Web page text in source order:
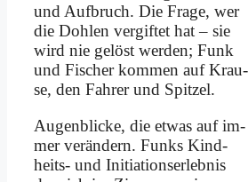
und Auf­bruch. Die Fra­ge, wer
die Doh­len ver­gif­tet hat – sie
wird nie ge­löst wer­den; Funk
und Fi­scher kom­men auf Krau­
se, den Fah­rer und Spit­zel.
Au­gen­blicke, die et­was auf im­
mer ver­än­dern. Funks Kind­
heits- und In­itia­ti­ons­er­leb­nis